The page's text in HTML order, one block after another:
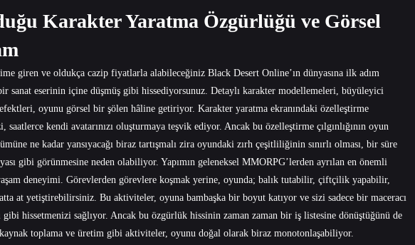
Karakter Yaratma Özgürlüğü ve Görsel
giren ve oldukça cazip fiyatlarla alabileceğiniz Black Desert Online’ın dünyasına ilk adım
sanat eserinin içine düşmüş gibi hissediyorsunuz. Detaylı karakter modellemeleri, büyüleyici
oyunu görsel bir şölen hâline getiriyor. Karakter yaratma ekranındaki özelleştirme
kendi avatarınızı oluşturmaya teşvik ediyor. Ancak bu özelleştirme çılgınlığının oyun
ne kadar yansıyacağı biraz tartışmalı zira oyundaki zırh çeşitliliğinin sınırlı olması, bir süre
gibi görünmesine neden olabiliyor. Yapımın geleneksel MMORPG’lerden ayrılan en önemli
deneyimi. Görevlerden görevlere koşmak yerine, oyunda; balık tutabilir, çiftçilik yapabilir,
at yetiştirebilirsiniz. Bu aktiviteler, oyuna bambaşka bir boyut katıyor ve sizi sadece bir maceracı
gibi hissetmenizi sağlıyor. Ancak bu özgürlük hissinin zaman zaman bir iş listesine dönüştüğünü de
toplama ve üretim gibi aktiviteler, oyunu doğal olarak biraz monotonlaşabiliyor.